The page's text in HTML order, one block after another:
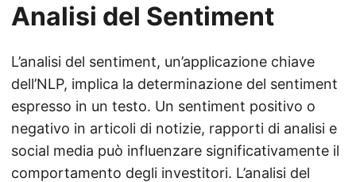
Analisi del Sentiment
L’analisi del sentiment, un’applicazione chiave
dell’NLP, implica la determinazione del sentiment
espresso in un testo. Un sentiment positivo o
negativo in articoli di notizie, rapporti di analisi e
social media può influenzare significativamente il
comportamento degli investitori. L’analisi del